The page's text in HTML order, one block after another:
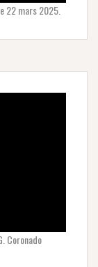
22 mars 2025.
Coronado